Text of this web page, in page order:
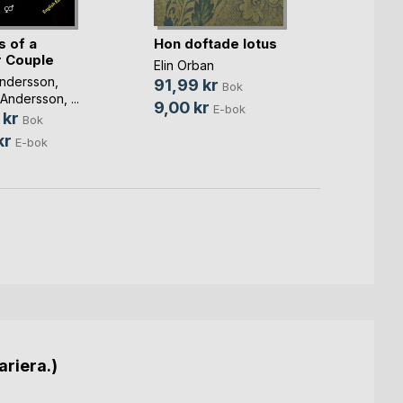
of a
Couple
, ...
kr Bok
E-bok
Hon doftade lotus
Elin Orban
91,99 kr Bok
9,00 kr E-bok